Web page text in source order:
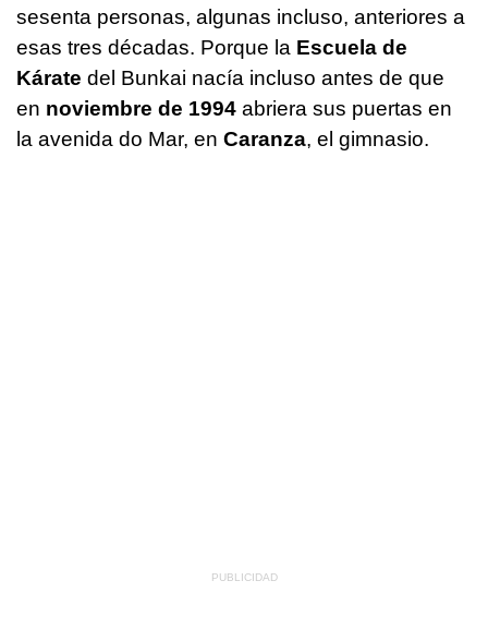
sesenta personas, algunas incluso, anteriores a
esas tres décadas. Porque la Escuela de
Kárate del Bunkai nacía incluso antes de que
en noviembre de 1994 abriera sus puertas en
la avenida do Mar, en Caranza, el gimnasio.